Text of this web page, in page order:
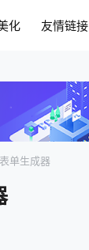
化 友情链接
单生成器